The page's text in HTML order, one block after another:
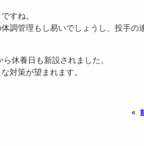
すね。
調管理もし易いでしょうし、投手の
休養日も新設されました。
対策が望まれます。
«